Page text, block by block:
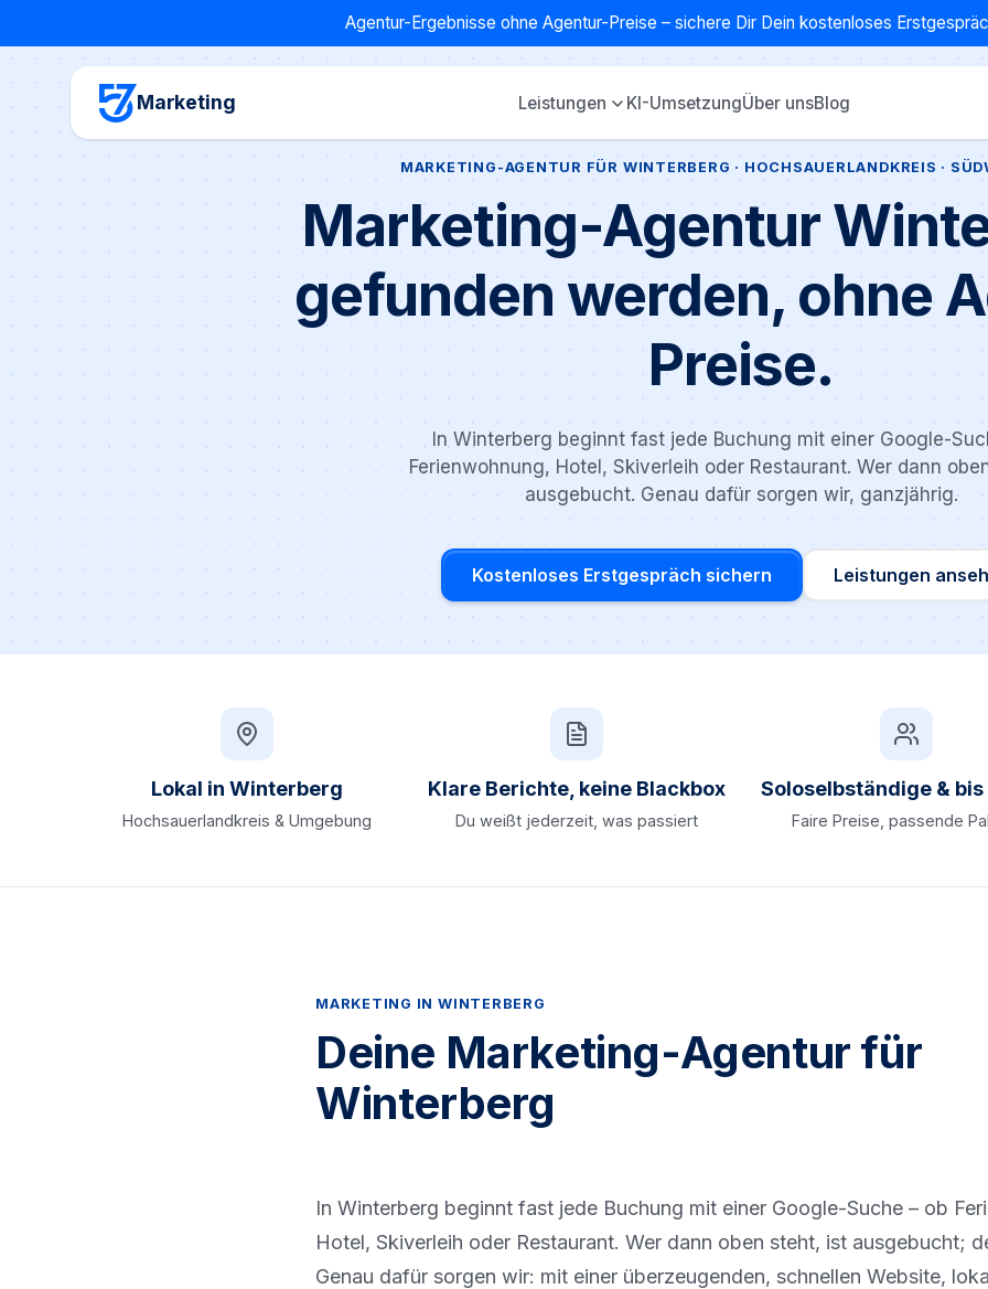
Agentur-Ergebnisse ohne Agentur-Preise – sichere Dir Dein kostenloses
Marketing Leistungen KI-UmsetzungÜber unsBlog
MARKETING-AGENTUR FÜR WINTERBERG · HOCHSAUERLANDKREIS ·
Marketing-Agentur
gefunden werden, ohne
Preise.
In Winterberg beginnt fast jede Buchung mit einer Google-
Ferienwohnung, Hotel, Skiverleih oder Restaurant. Wer dann
ausgebucht. Genau dafür sorgen wir, ganzjährig.
Kostenloses Erstgespräch sichern Leistungen
Lokal in Winterberg
Hochsauerlandkreis & Umgebung
Klare Berichte, keine Blackbox
Du weißt jederzeit, was passiert
Soloselbständige & bis
Faire Preise, passende
MARKETING IN WINTERBERG
Deine Marketing-Agentur für
Winterberg
In Winterberg beginnt fast jede Buchung mit einer Google-Suche – ob
Hotel, Skiverleih oder Restaurant. Wer dann oben steht, ist ausgebucht;
Genau dafür sorgen wir: mit einer überzeugenden, schnellen Website,